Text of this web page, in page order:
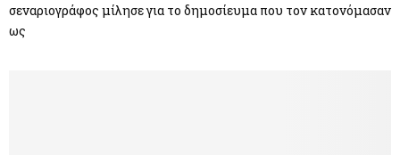
σεναριογράφος μίλησε για το δημοσίευμα που τον κατονόμασαν
ως